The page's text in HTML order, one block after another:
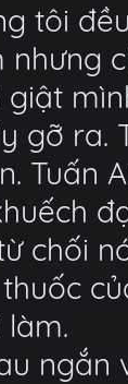
tôi
gỡ ra.
Tuấn
chối